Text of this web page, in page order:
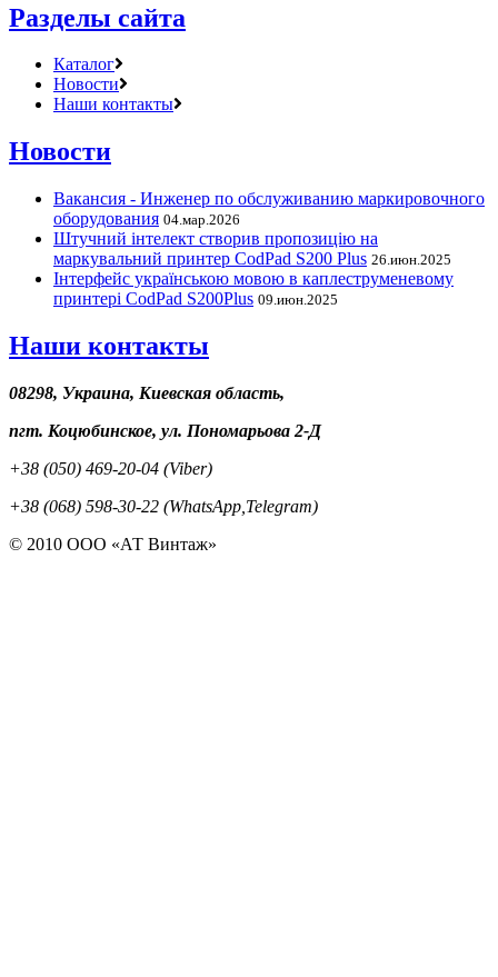
Разделы сайта
Каталог
Новости
Наши контакты
Новости
Вакансия - Инженер по обслуживанию маркировочного
оборудования 04.мар.2026
Штучний інтелект створив пропозицію на
маркувальний принтер CodPad S200 Plus 26.июн.2025
Інтерфейс українською мовою в каплеструменевому
принтері CodPad S200Plus 09.июн.2025
Наши контакты
08298, Украина, Киевская область,
пгт. Коцюбинское, ул. Пономарьова 2-Д
+38 (050) 469-20-04 (Viber)
+38 (068) 598-30-22 (WhatsApp,Telegram)
© 2010 ООО «АТ Винтаж»